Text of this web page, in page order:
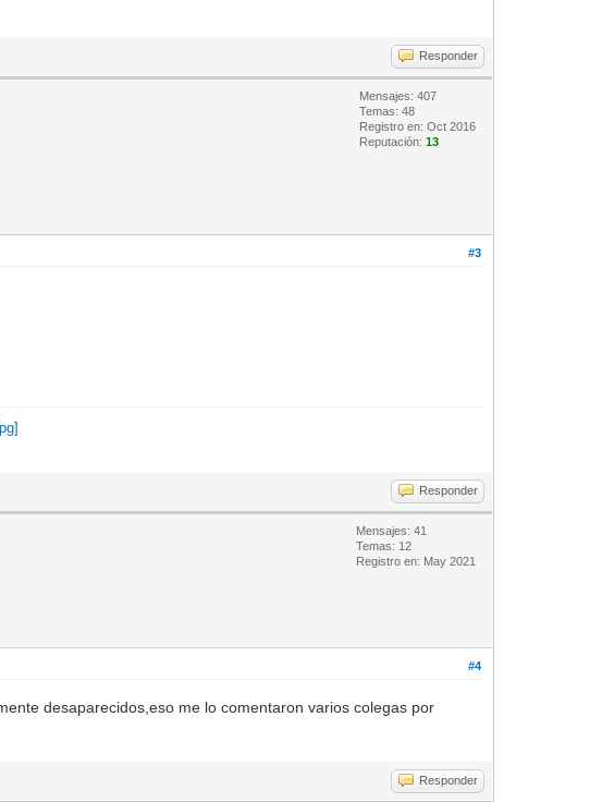
Responder
Mensajes: 407
Temas: 48
Registro en: Oct 2016
Reputación:13
#3
Responder
Mensajes: 41
Temas: 12
Registro en: May 2021
#4
desaparecidos,eso me lo comentaron varios colegas por
Responder